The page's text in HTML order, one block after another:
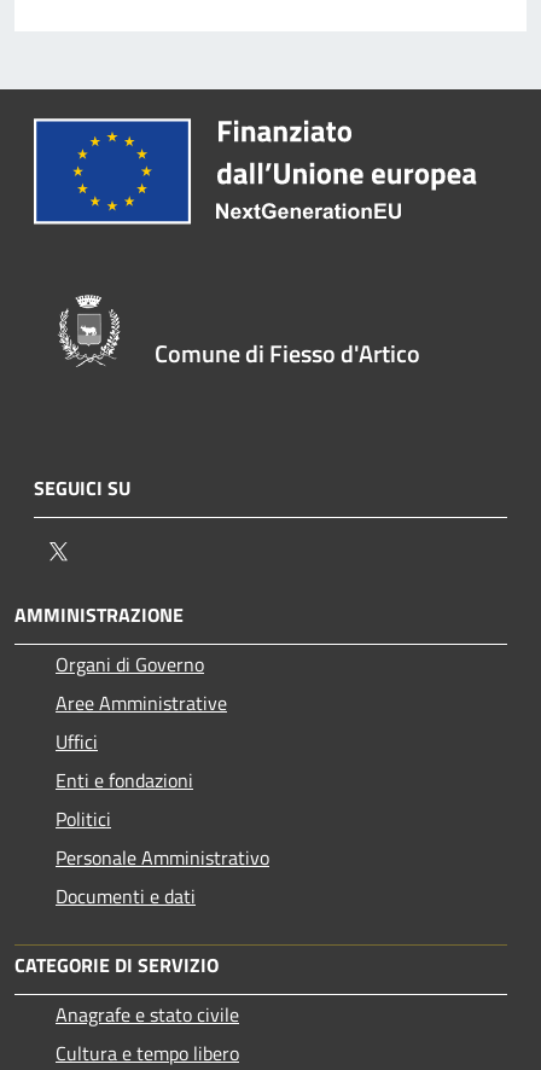
Comune di Fiesso d'Artico
SEGUICI SU
AMMINISTRAZIONE
Organi di Governo
Aree Amministrative
Uffici
Enti e fondazioni
Politici
Personale Amministrativo
Documenti e dati
CATEGORIE DI SERVIZIO
Anagrafe e stato civile
Cultura e tempo libero